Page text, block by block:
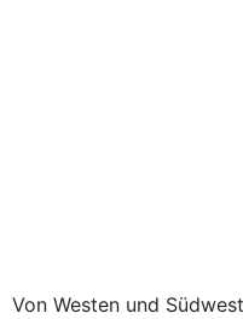
Von Westen und